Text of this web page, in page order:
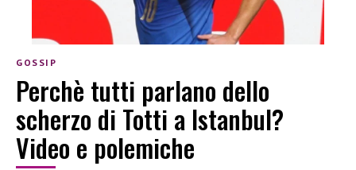
GOSSIP
Perchè tutti parlano dello
scherzo di Totti a Istanbul?
Video e polemiche